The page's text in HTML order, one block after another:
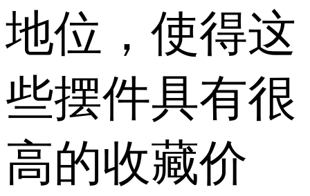
地位，使得这
些摆件具有很
高的收藏价